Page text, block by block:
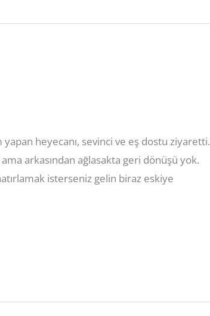
heyecanı, sevinci ve eş dostu ziyaretti.
arkasından ağlasakta geri dönüşü yok.
isterseniz gelin biraz eskiye